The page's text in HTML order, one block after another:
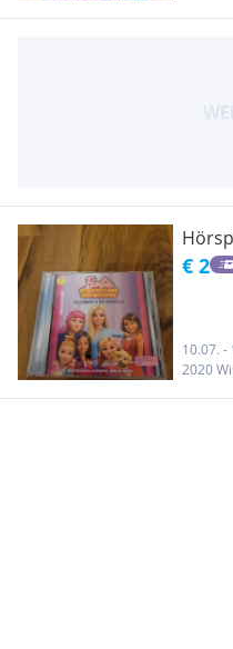
€ 2
10.07. -
2020